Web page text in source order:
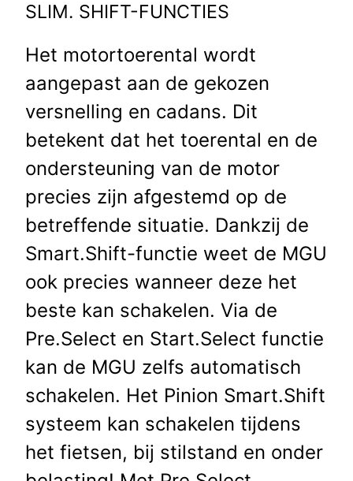
SLIM. SHIFT-FUNCTIES
Het motortoerental wordt
aangepast aan de gekozen
versnelling en cadans. Dit
betekent dat het toerental en de
ondersteuning van de motor
precies zijn afgestemd op de
betreffende situatie. Dankzij de
Smart.Shift-functie weet de MGU
ook precies wanneer deze het
beste kan schakelen. Via de
Pre.Select en Start.Select functie
kan de MGU zelfs automatisch
schakelen. Het Pinion Smart.Shift
systeem kan schakelen tijdens
het fietsen, bij stilstand en onder